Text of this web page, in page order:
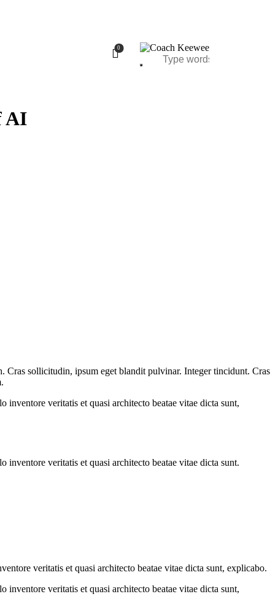
0
AI
Cras sollicitudin, ipsum eget blandit pulvinar. Integer tincidunt. Cras
inventore veritatis et quasi architecto beatae vitae dicta sunt,
inventore veritatis et quasi architecto beatae vitae dicta sunt.
veritatis et quasi architecto beatae vitae dicta sunt, explicabo.
inventore veritatis et quasi architecto beatae vitae dicta sunt,